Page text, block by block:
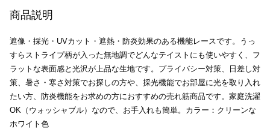
商品説明
遮像・採光・UVカット・遮熱・防炎効果のある機能レースです。うっ
すらストライプ柄が入った無地調でどんなテイストにも使いやすく、フ
ラットな表面感と光沢が上品な生地です。プライバシー対策、日差し対
策、暑さ・寒さ対策でお探しの方や、採光機能でお部屋に光を取り入れ
たい方、防炎機能をお求めの方におすすめの売れ筋商品です。家庭洗濯
OK（ウォッシャブル）なので、お手入れも簡単。カラー：クリーンな
ホワイト色